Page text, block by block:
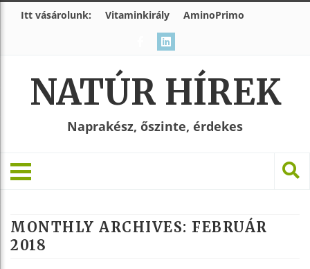
Itt vásárolunk: Vitaminkirály AminoPrimo
NATÚR HÍREK
Naprakész, őszinte, érdekes
MONTHLY ARCHIVES: FEBRUÁR
2018